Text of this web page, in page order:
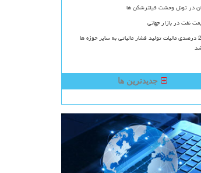
در تونل وحشت فیلترشکن ها
نفت در بازار جهانی
رشد 25 درصدی مالیات تولید فشار مالیاتی به سایر حوزه ها
جدیدترین ها